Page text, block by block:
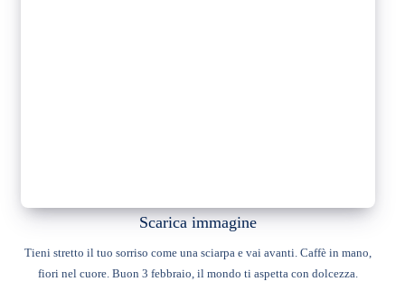
Scarica immagine
Tieni stretto il tuo sorriso come una sciarpa e vai avanti. Caffè in mano,
fiori nel cuore. Buon 3 febbraio, il mondo ti aspetta con dolcezza.